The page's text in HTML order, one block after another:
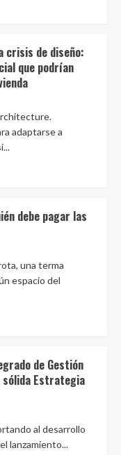
crisis de diseño:
que podrían
adaptarse a
debe pagar las
una terma
espacio del
de Gestión
Estrategia
al desarrollo
lanzamiento...